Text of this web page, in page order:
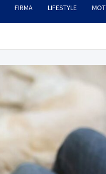
FIRMA LIFESTYLE